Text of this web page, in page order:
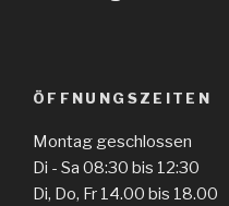
ÖFFNUNGSZEITEN
Montag geschlossen
Di - Sa 08:30 bis 12:30
Di, Do, Fr 14.00 bis 18.00